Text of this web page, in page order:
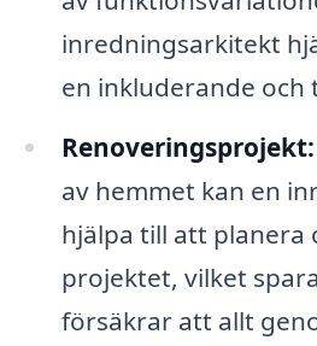
inredningsarkitekt
en inkluderande och
Renoveringsprojekt:
av hemmet kan en
hjälpa till att planera
projektet, vilket
försäkrar att allt